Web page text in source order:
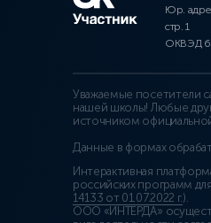
Юр.
стр. 1
ОКВЭД
Уважаемые посетители
нашей школы! Любые
источником
Данные в формах
Интерактивная
российских программ
14133 от 01.07.2022 г.).
ООО «ИНТЕРДА»